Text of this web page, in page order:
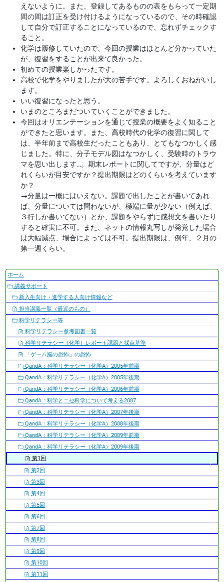
えないように。また、登録してあるものの表をもらって一定期
間の間は訂正を受け付けるようになっているので、その時確認
して自分で訂正することになっているので、忘れずチェックす
ること。
化学は履修していたので、今回の授業はほとんど分かっていた
が、復習をすることが出来て良かった。
初めての授業楽しかったです。
高校で化学をやりましたが大の苦手です。よろしくおねがいし
ます。
いい復習になったと思う。
いまのところまだついていくことができました。
今回はオリエンテーションを通じて授業の概要をよく知ること
ができたと思います。また、高校時代の化学の復習に関して
は、半年前まで高校生だったこともあり、とてもなつかしく感
じました。特に、分子モデル図はなつかしく、受験時のトラウ
マを思い出します…。期末レポートに関してですが、分量はど
れくらいが目安ですか？提出期限はどのくらいを考えています
か？
→分量は一概にはいえない。課題で出したことが書いてあれ
ば、分量については問わないが、極端に量が少ない（例えば、
３行しか書いてない）とか、課題をやらずに感想文を書いたり
すると確実に不可。また、ネットの情報丸写しが発覚した場合
は大幅減点、場合によっては不可。提出期限は、例年、２月の
第一週くらい。
ナ
ビ
ゲ
ー
シ
ョ
ン
ホーム
講義サポート
新入生向け・進学する人向け情報など
担当講義一覧（最近のもの）
科学リテラシー等
科学リテラシー参考図書一覧
科学リテラシー（化学）レポート課題と採点基準
「ゲーム脳の恐怖」の恐怖
QandA：科学リテラシー（化学A）2005年前期
QandA：科学リテラシー（化学A）2005年後期
QandA：科学リテラシー（化学A）2006年前期
QandA：科学とニセ科学について考える2007
QandA：科学リテラシー（化学A）2007年後期
QandA：科学リテラシー（化学A）2008年後期
QandA：科学リテラシー（化学A）2009年前期
QandA：科学リテラシー（化学A）2009年後期
第1回
第2回
第3回
第4回
第5回
第6回
第7回
第8回
第9回
第10回
第11回